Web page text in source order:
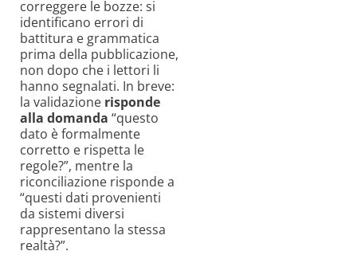
correggere le bozze: si
identificano errori di
battitura e grammatica
prima della pubblicazione,
non dopo che i lettori li
hanno segnalati. In breve:
la validazione risponde
alla domanda “questo
dato è formalmente
corretto e rispetta le
regole?”, mentre la
riconciliazione risponde a
“questi dati provenienti
da sistemi diversi
rappresentano la stessa
realtà?”.